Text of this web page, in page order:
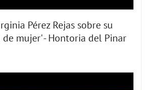
Pérez Rejas sobre su
mujer' - Hontoria del Pinar